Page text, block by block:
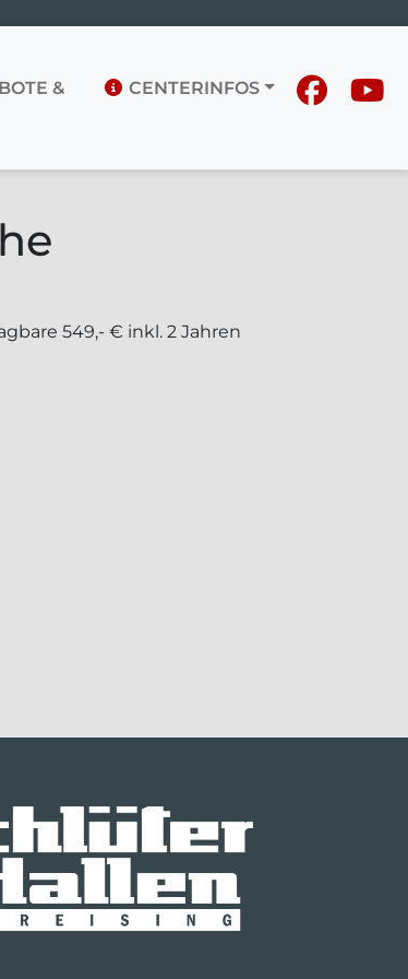
&
CENTERINFOS
549,- € inkl. 2 Jahren